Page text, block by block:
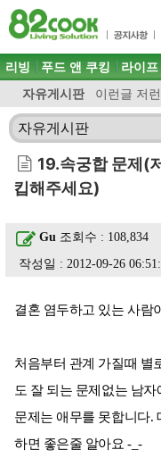
목차
주메뉴 바로가기
컨텐츠 바로가기
검색 바로가기
로그인 바로가기
주메뉴
리빙 푸드 앤 쿠킹 라이프
자유게시판 이런글 저
자유게시판
19.속궁합 문제(
킵해주세요)
Gu 조회수 : 108,834
작성일 : 2012-09-26
결혼 염두하고 있는 사람
처음부터 관계 가질때 별
도 잘 되는 문제없는 남자
문제는 애무를 못합니다.
하면 좋은줄 알아요 -_-